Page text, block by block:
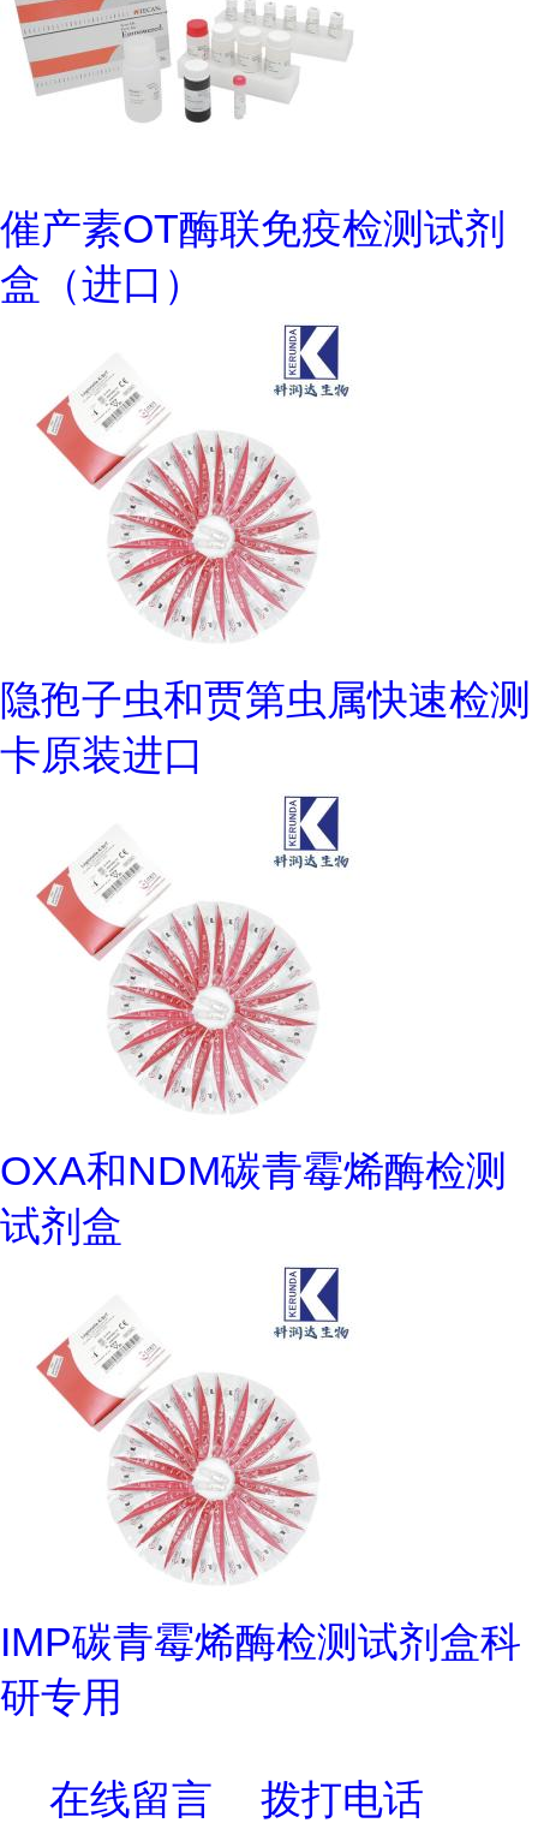
催产素OT酶联免疫检测试剂
盒（进口）
隐孢子虫和贾第虫属快速检测
卡原装进口
OXA和NDM碳青霉烯酶检测
试剂盒
IMP碳青霉烯酶检测试剂盒科
研专用
在线留言 拨打电话